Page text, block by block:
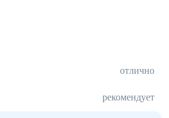
отлично
рекомендует